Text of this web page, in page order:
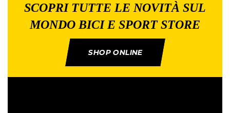
SCOPRI TUTTE LE NOVITÀ SUL
MONDO BICI E SPORT STORE
SHOP ONLINE